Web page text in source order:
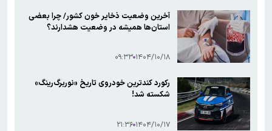
آخرین وضعیت ذخایر خون کشور/ چرا بعضی
استان‌ها همیشه در وضعیت هشدارند؟
۱۴۰۴/۱۰/۱۸ ۰۹:۳۳
رکورد کندترین خودروی تاریخ «نوربرگ‌رینگ»
شکسته شد!
۱۴۰۴/۱۰/۱۷ ۲۱:۳۶